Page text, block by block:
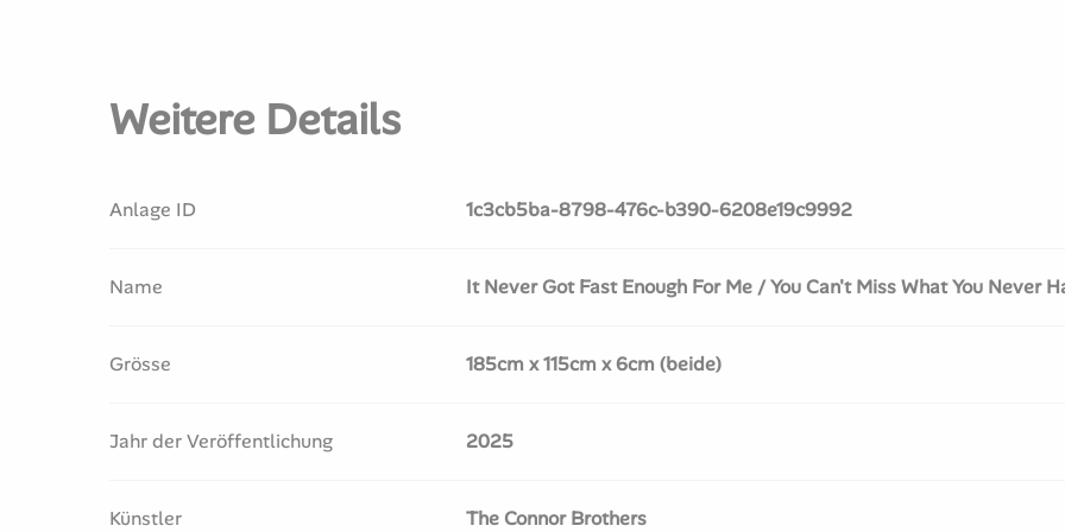
Weitere Details
Anlage ID 1c3cb5ba-8798-476c-b390-6208e19c9992
Name It Never Got Fast Enough For Me / You Can't Miss What You Never
Grösse 185cm x 115cm x 6cm (beide)
Jahr der Veröffentlichung 2025
Künstler The Connor Brothers